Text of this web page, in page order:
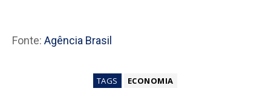
Fonte: Agência Brasil
TAGS ECONOMIA